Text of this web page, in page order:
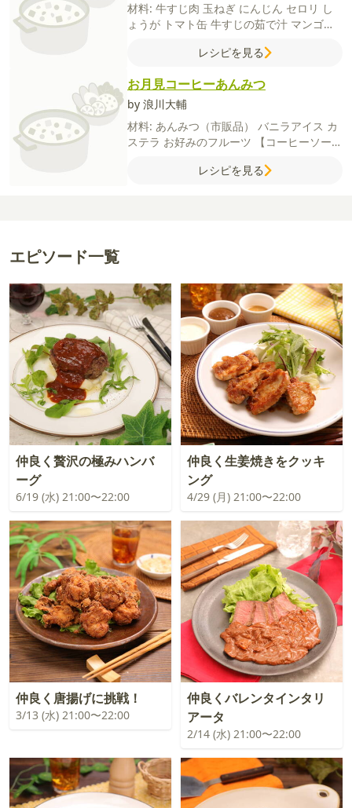
材料: 牛すじ肉 玉ねぎ にんじん セロリ し
ょうが トマト缶 牛すじの茹で汁 マンゴー
長ねぎの青い部分
レシピを見る
お月見コーヒーあんみつ
by 浪川大輔
材料: あんみつ（市販品） バニラアイス カ
ステラ お好みのフルーツ
【コーヒーソー
レシピを見る
エピソード一覧
仲良く贅沢の極みハンバ
ーグ
6/19 (水) 21:00〜22:00
仲良く生姜焼きをクッキ
ング
4/29 (月) 21:00〜22:00
仲良く唐揚げに挑戦！
3/13 (水) 21:00〜22:00
仲良くバレンタインタリ
アータ
2/14 (水) 21:00〜22:00